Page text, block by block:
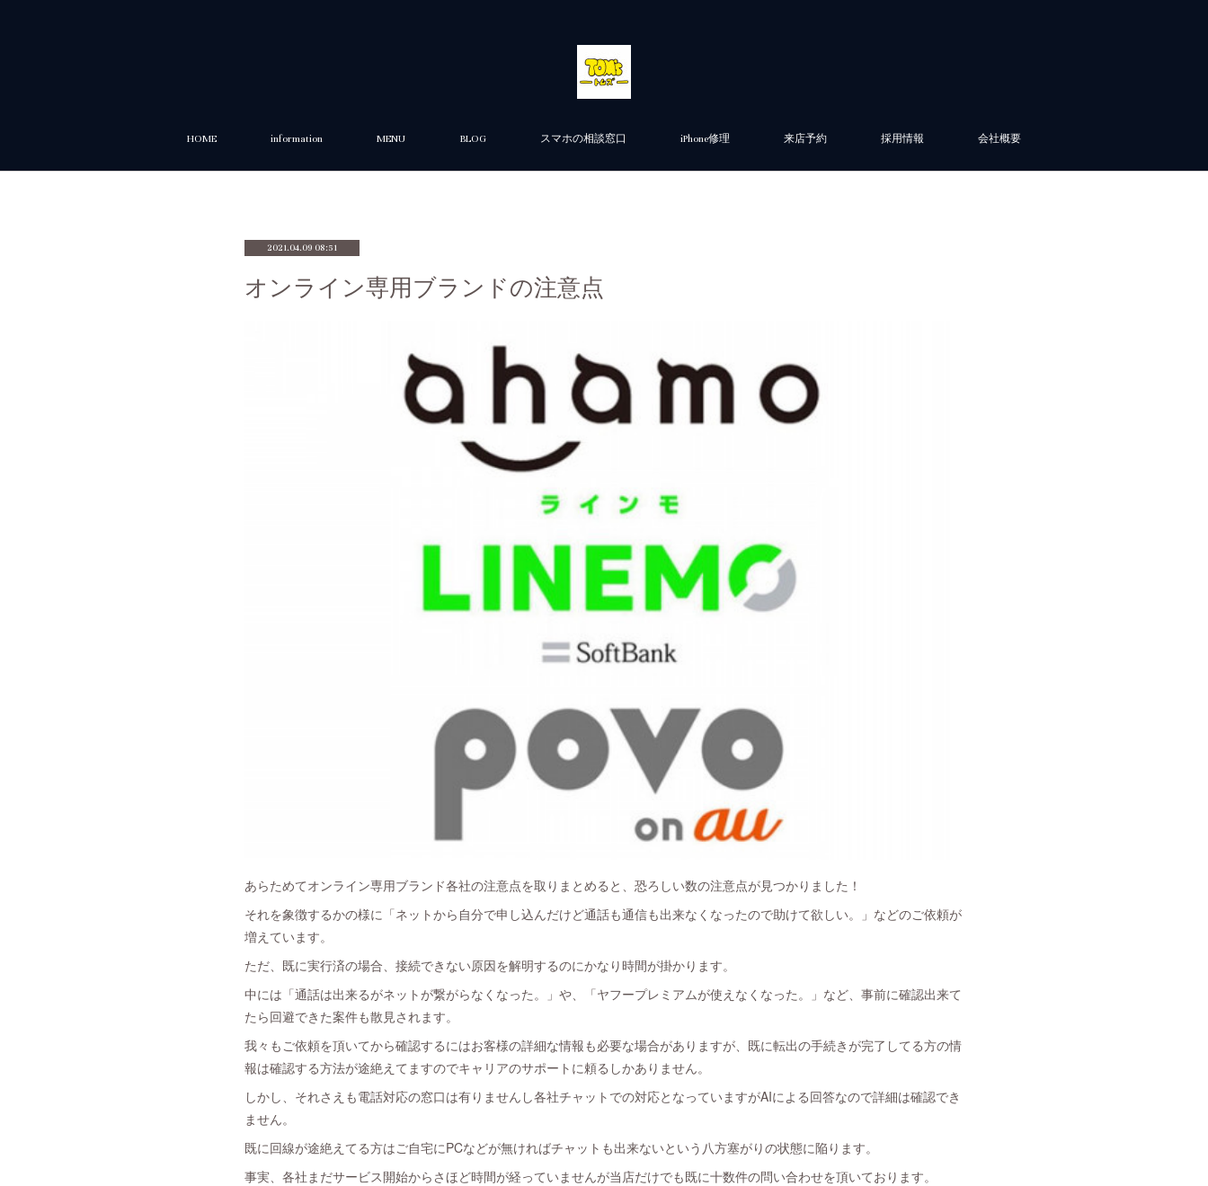
HOME information MENU BLOG スマホの相談窓口 iPhone修理 来店予約 採用情報 会社概要
2021.04.09 08:51
オンライン専用ブランドの注意点
あらためてオンライン専用ブランド各社の注意点を取りまとめると、恐ろしい数の注意点が見つかりました！
それを象徴するかの様に「ネットから自分で申し込んだけど通話も通信も出来なくなったので助けて欲しい。」などのご依頼が
増えています。
ただ、既に実行済の場合、接続できない原因を解明するのにかなり時間が掛かります。
中には「通話は出来るがネットが繋がらなくなった。」や、「ヤフープレミアムが使えなくなった。」など、事前に確認出来て
たら回避できた案件も散見されます。
我々もご依頼を頂いてから確認するにはお客様の詳細な情報も必要な場合がありますが、既に転出の手続きが完了してる方の情
報は確認する方法が途絶えてますのでキャリアのサポートに頼るしかありません。
しかし、それさえも電話対応の窓口は有りませんし各社チャットでの対応となっていますがAIによる回答なので詳細は確認でき
ません。
既に回線が途絶えてる方はご自宅にPCなどが無ければチャットも出来ないという八方塞がりの状態に陥ります。
事実、各社まだサービス開始からさほど時間が経っていませんが当店だけでも既に十数件の問い合わせを頂いております。